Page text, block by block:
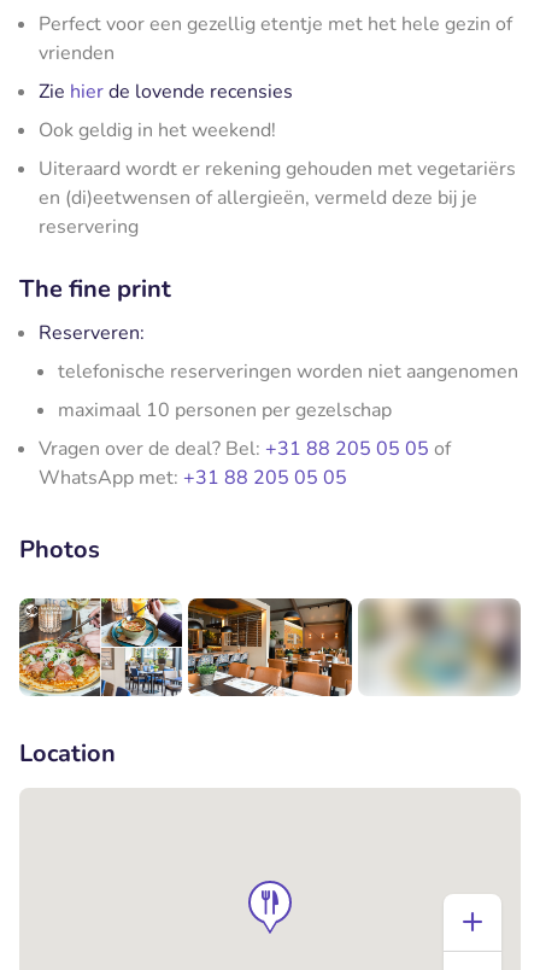
Perfect voor een gezellig etentje met het hele gezin of
vrienden
Zie hierde lovende recensies
Ook geldig in het weekend!
Uiteraard wordt er rekening gehouden met vegetariërs
en (di)eetwensen of allergieën, vermeld deze bij je
reservering
The fine print
Reserveren:
telefonische reserveringen worden niet aangenomen
maximaal 10 personen per gezelschap
Vragen over de deal? Bel: +31 88 205 05 05 of
WhatsApp met: +31 88 205 05 05
Photos
Location